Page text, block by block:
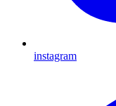
instagram